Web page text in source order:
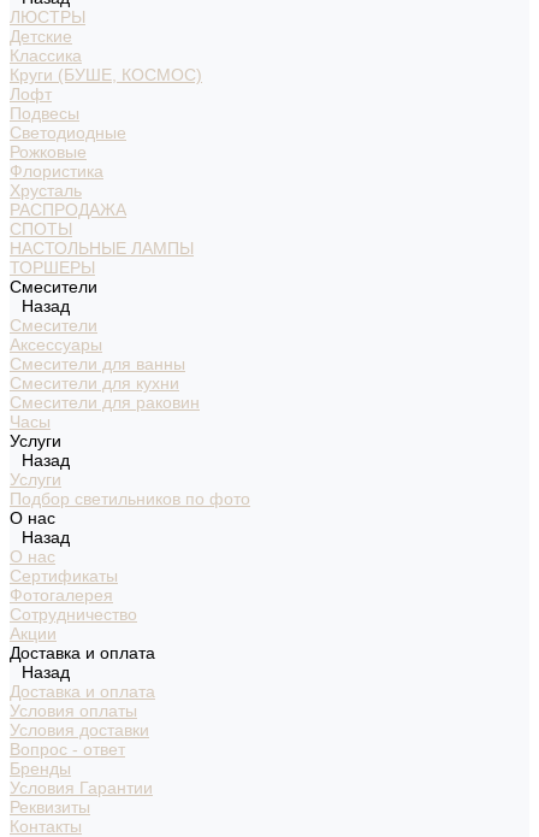
ЛЮСТРЫ
Детские
Классика
Круги (БУШЕ, КОСМОС)
Лофт
Подвесы
Светодиодные
Рожковые
Флористика
Хрусталь
РАСПРОДАЖА
СПОТЫ
НАСТОЛЬНЫЕ ЛАМПЫ
ТОРШЕРЫ
Смесители
Назад
Смесители
Аксессуары
Смесители для ванны
Смесители для кухни
Смесители для раковин
Часы
Услуги
Назад
Услуги
Подбор светильников по фото
О нас
Назад
О нас
Сертификаты
Фотогалерея
Сотрудничество
Акции
Доставка и оплата
Назад
Доставка и оплата
Условия оплаты
Условия доставки
Вопрос - ответ
Бренды
Условия Гарантии
Реквизиты
Контакты